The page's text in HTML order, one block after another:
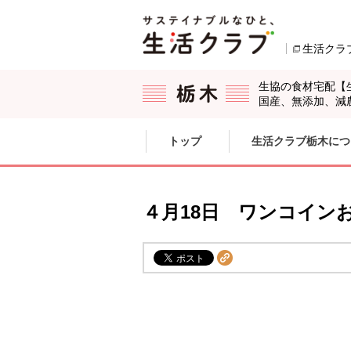
生活クラ
生協の食材宅配【
国産、無添加、減
ここからサイト内共通メニューです。
サイト内共通メニューをスキップする
トップ 生活クラブ栃木に
４月18日 ワンコイン